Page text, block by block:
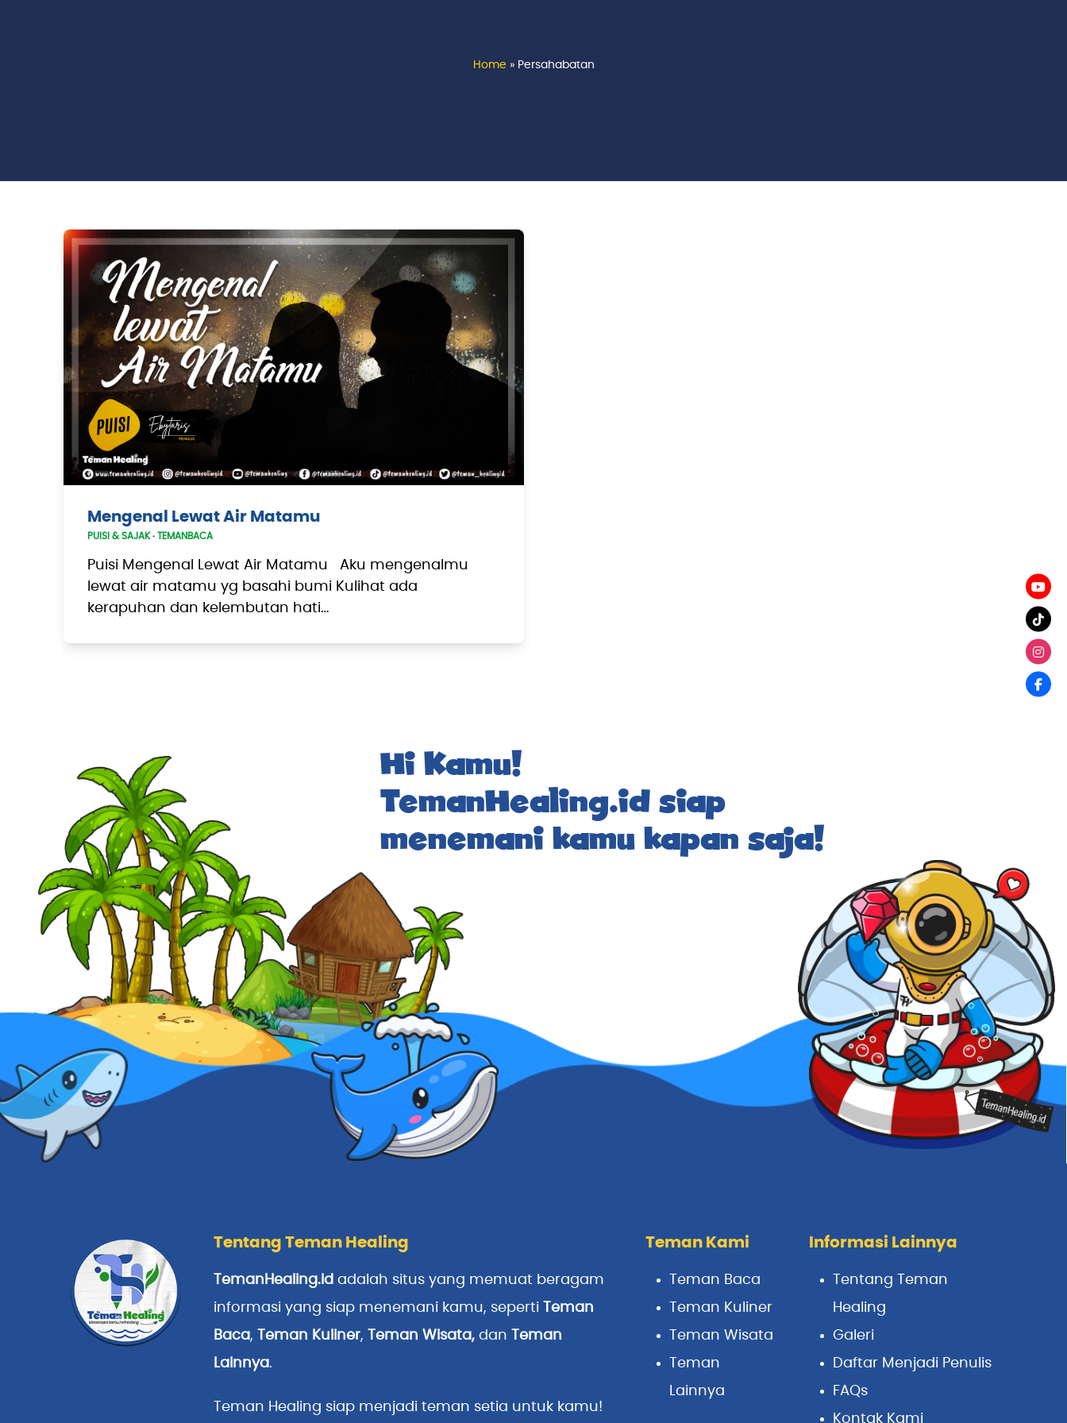
Home » Persahabatan
Mengenal Lewat Air Matamu
PUISI & SAJAK· TEMANBACA
Puisi Mengenal Lewat Air Matamu Aku mengenalmu
lewat air matamu yg basahi bumi Kulihat ada
kerapuhan dan kelembutan hati…
Hi Kamu!
TemanHealing.id siap
menemani kamu kapan saja!
Tentang Teman Healing
TemanHealing.id adalah situs yang memuat beragam
informasi yang siap menemani kamu, seperti
Teman
Baca, Teman Kuliner, Teman Wisata,dan
Teman
Lainnya.
Teman Healing siap menjadi teman setia untuk kamu!
Teman Kami
Teman Baca
Teman Kuliner
Teman Wisata
Teman
Lainnya
Informasi Lainnya
Tentang Teman
Healing
Galeri
Daftar Menjadi Penulis
FAQs
Kontak Kami